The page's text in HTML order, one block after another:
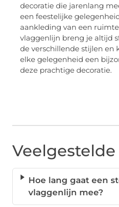
decoratie die jarenlang
een feestelijke
aankleding van een
vlaggenlijn breng je altijd
de verschillende stijlen en
elke gelegenheid een
deze prachtige decoratie.
Hoe lang gaat een
vlaggenlijn mee?